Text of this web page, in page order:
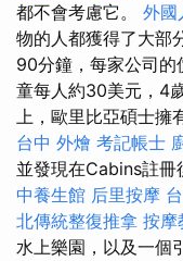
都不會考慮它。 外國
物的人都獲得了大部
90分鐘，每家公司的
童每人約30美元，4
上，歐里比亞碩士擁
台中 外燴 考記帳士
並發現在Cabins註冊
中養生館 后里按摩
北傳統整復推拿 按摩
水上樂園，以及一個